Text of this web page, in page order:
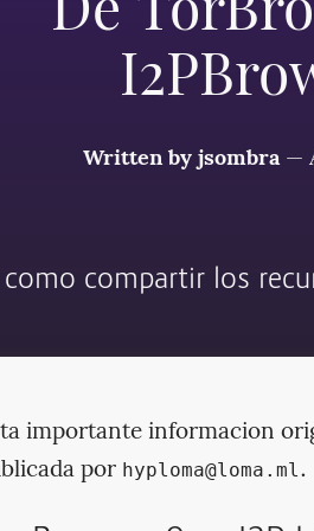
Written byjsombra —
compartir los
importante informacion
por hyploma@loma.ml.